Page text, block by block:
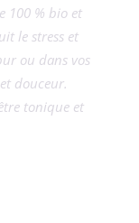
100 % bio et
le stress et
ou dans vos
douceur.
tonique et